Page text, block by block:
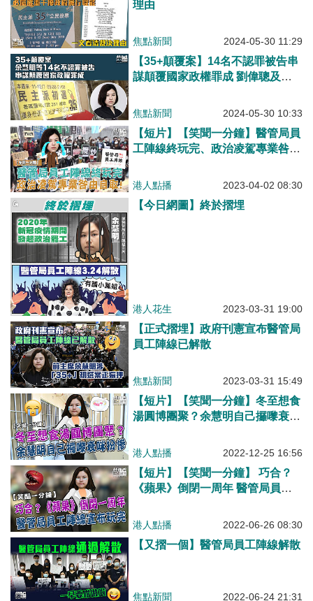
理由
焦點新聞 2024-05-30 11:29
【35+顛覆案】14名不認罪被告串
謀顛覆國家政權罪成 劉偉聰及李
焦點新聞 2024-05-30 10:33
【短片】【笑聞一分​鐘】醫管局員
工陣線終玩完、政治凌駕專業咎由
港人點播 2023-04-02 08:30
【今日網圖】終於摺埋
港人花生 2023-03-31 19:00
【正式摺埋】政府刊憲宣布醫管局
員工陣線已解散
焦點新聞 2023-03-31 15:49
【短片】【笑聞一分鐘】冬至想食
湯圓博團聚？余慧明自己攞嚟衰咪
港人點播 2022-12-25 16:56
【短片】【笑聞一分鐘】 巧合？
《蘋果》倒閉一周年 醫管局員工
港人點播 2022-06-26 08:30
【又摺一個】醫管局員工陣線解散
焦點新聞 2022-06-24 21:31